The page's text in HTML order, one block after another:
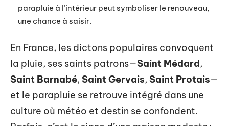
parapluie à l’intérieur peut symboliser le renouveau,
une chance à saisir.
En France, les dictons populaires convoquent
la pluie, ses saints patrons—Saint Médard,
Saint Barnabé, Saint Gervais, Saint Protais—
et le parapluie se retrouve intégré dans une
culture où météo et destin se confondent.